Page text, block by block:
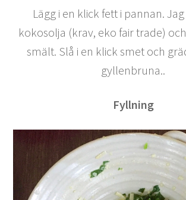
Lägg i en klick fett i pannan.
kokosolja (krav, eko fair trade)
smält. Slå i en klick smet och
gyllenbruna..
Fyllning